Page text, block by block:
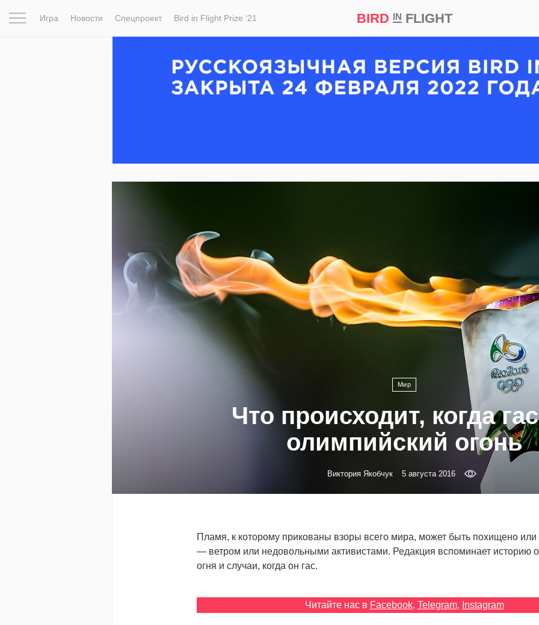
Игра Новости Спецпроект Bird in Flight Prize ‘21 BIRD INFLIGHT
Мир
Что происходит, когда
олимпийский огонь
Виктория Якобчук 5 августа 2016
Пламя, к которому прикованы взоры всего мира, может быть похищено
— ветром или недовольными активистами. Редакция вспоминает историю
огня и случаи, когда он гас.
Читайте нас в Facebook, Telegram, Instagram